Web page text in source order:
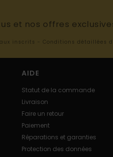
et nos offres
inscrits - Conditions détaillées
AIDE
Statut de la commande
Livraison
Faire un retour
Paiement
Réparations et garanties
Protection des données